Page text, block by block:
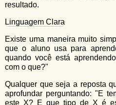
resultado.
Linguagem Clara
Existe uma maneira muito
que o aluno usa para
quando você está
com o que?"
Qualquer que seja a reposta
aprofundar perguntando: "E
este X? E que tipo de X é